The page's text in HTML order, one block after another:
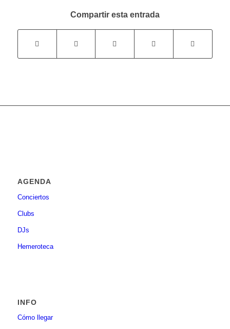
Compartir esta entrada
AGENDA
Conciertos
Clubs
DJs
Hemeroteca
INFO
Cómo llegar